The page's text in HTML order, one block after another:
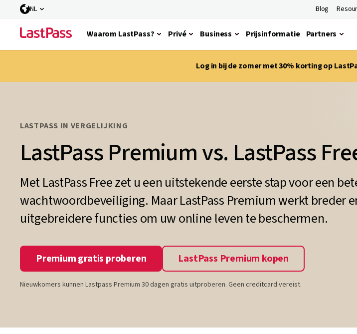
NL Blog
Waarom LastPass? Privé Business Prijsinformatie Partners
Log in bij de zomer met 30% korting op
LASTPASS IN VERGELIJKING
LastPass Premium vs. LastPass
Met LastPass Free zet u een uitstekende eerste stap voor een
wachtwoordbeveiliging. Maar LastPass Premium werkt breder
uitgebreidere functies om uw online leven te beschermen.
Premium gratis proberen LastPass Premium kopen
Nieuwkomers kunnen Lastpass Premium 30 dagen gratis uitproberen. Geen creditcard vereist.